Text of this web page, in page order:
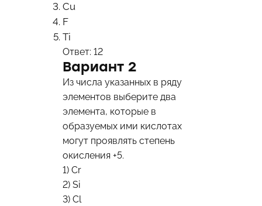
Cu
F
Ti
Ответ: 12
Вариант 2
Из числа указанных в ряду
элементов выберите два
элемента, которые в
образуемых ими кислотах
могут проявлять степень
окисления +5.
1) Cr
2) Si
3) Cl